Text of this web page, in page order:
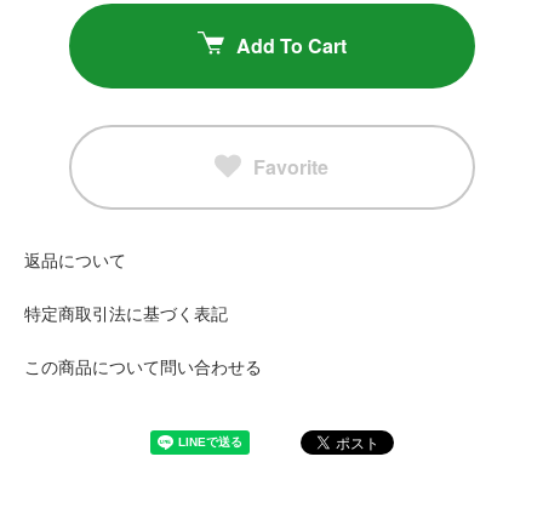
Add To Cart
Favorite
返品について
特定商取引法に基づく表記
この商品について問い合わせる